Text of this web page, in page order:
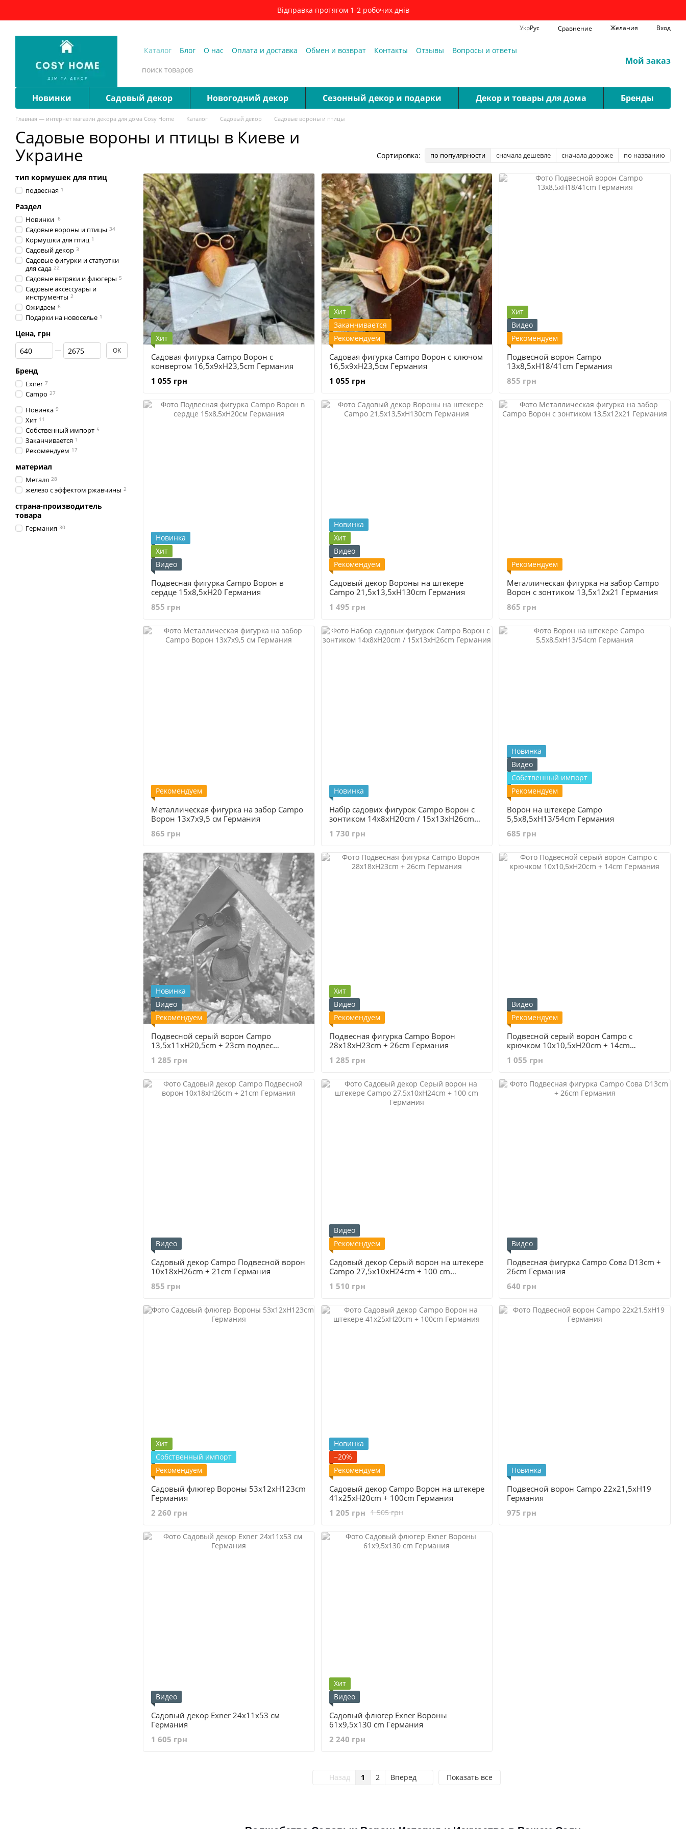
Відправка протягом 1-2 робочих днів
УкрРус Сравнение Желания Вход
Каталог Блог О нас Оплата и доставка Обмен и возврат Контакты Отзывы Вопросы и ответы
Мой заказ
Новинки Садовый декор Новогодний декор Cезонный декор и подарки Декор и товары для дома Бренды
Главная — интернет магазин декора для дома Cosy Home Каталог Садовый декор Садовые вороны и птицы
Садовые вороны и птицы в Киеве и
Украине
Сортировка: по популярности сначала дешевле сначала дороже по названию
Хит
Садовая фигурка Campo Ворон с
конвертом 16,5x9xH23,5cm Германия
1 055 грн
Хит
Заканчивается
Рекомендуем
Садовая фигурка Campo Ворон с ключом
16,5x9xH23,5см Германия
1 055 грн
Хит
Видео
Рекомендуем
Подвесной ворон Сampo
13x8,5xH18/41cm Германия
855 грн
Новинка
Хит
Видео
Подвесная фигурка Campo Ворон в
сердце 15x8,5xH20 Германия
855 грн
Новинка
Хит
Видео
Рекомендуем
Садовый декор Вороны на штекере
Сampo 21,5x13,5xH130cm Германия
1 495 грн
Рекомендуем
Металлическая фигурка на забор Campo
Ворон с зонтиком 13,5х12х21 Германия
865 грн
Рекомендуем
Металлическая фигурка на забор Сampo
Ворон 13х7х9,5 см Германия
865 грн
Новинка
Набір садових фигурок Сampo Ворон с
зонтиком 14x8xH20cm / 15x13xH26cm
1 730 грн
Новинка
Видео
Собственный импорт
Рекомендуем
Ворон на штекере Campo
5,5x8,5xH13/54cm Германия
685 грн
Новинка
Видео
Рекомендуем
Подвесной серый ворон Сampo
13,5x11xH20,5cm + 23cm подвес
1 285 грн
Хит
Видео
Рекомендуем
Подвесная фигурка Campo Ворон
28x18xH23cm + 26cm Германия
1 285 грн
Видео
Рекомендуем
Подвесной серый ворон Campo с
крючком 10x10,5xH20cm + 14cm
1 055 грн
Видео
Садовый декор Campo Подвесной ворон
10x18xH26cm + 21cm Германия
855 грн
Видео
Рекомендуем
Cадовый декор Серый ворон на штекере
Campo 27,5x10xH24cm + 100 cm
1 510 грн
Видео
Подвесная фигурка Campo Сова D13cm +
26cm Германия
640 грн
Хит
Собственный импорт
Рекомендуем
Садовый флюгер Вороны 53x12xH123cm
Германия
2 260 грн
Новинка
−20%
Рекомендуем
Садовый декор Campo Ворон на штекере
41x25xH20cm + 100cm Германия
1 505 грн
1 205 грн
Новинка
Подвесной ворон Campo 22x21,5xH19
Германия
975 грн
Видео
Садовый декор Exner 24x11x53 см
Германия
1 605 грн
Хит
Видео
Cадовый флюгер Exner Вороны
61x9,5x130 cm Германия
2 240 грн
Назад 1 2 Вперед Показать все
тип кормушек для птиц
подвесная 1
Раздел
Новинки 6
Садовые вороны и птицы 34
Кормушки для птиц 1
Садовый декор 3
Садовые фигурки и статуэтки
для сада 22
Садовые ветряки и флюгеры 5
Садовые аксессуары и
инструменты 2
Ожидаем 6
Подарки на новоселье 1
Цена, грн
От Цена, грн
До Цена, грн OK
Бренд
Exner 7
Campo 27
Новинка 9
Хит 11
Собственный импорт 5
Заканчивается 1
Рекомендуем 17
материал
Металл 28
железо с эффектом ржавчины 2
страна-производитель
товара
Германия 30